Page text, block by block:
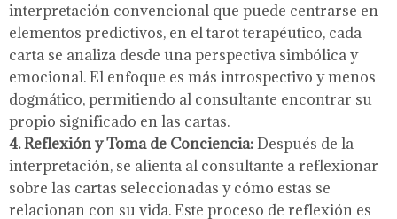
interpretación convencional que puede centrarse en
elementos predictivos, en el tarot terapéutico, cada
carta se analiza desde una perspectiva simbólica y
emocional. El enfoque es más introspectivo y menos
dogmático, permitiendo al consultante encontrar su
propio significado en las cartas.
4. Reflexión y Toma de Conciencia:Después de la
interpretación, se alienta al consultante a reflexionar
sobre las cartas seleccionadas y cómo estas se
relacionan con su vida. Este proceso de reflexión es